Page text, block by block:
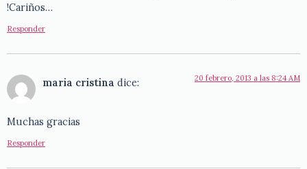
!Cariños…
Responder
maria cristina dice: 20 febrero, 2013 a las 8:24 AM
Muchas gracias
Responder